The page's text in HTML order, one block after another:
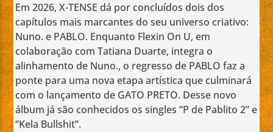
Em 2026, X-TENSE dá por concluídos dois dos
capítulos mais marcantes do seu universo criativo:
Nuno. e PABLO. Enquanto Flexin On U, em
colaboração com Tatiana Duarte, integra o
alinhamento de Nuno., o regresso de PABLO faz a
ponte para uma nova etapa artística que culminará
com o lançamento de GATO PRETO. Desse novo
álbum já são conhecidos os singles “P de Pablito 2” e
“Kela Bullshit”.